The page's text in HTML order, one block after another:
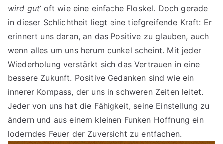
wird gut‘oft wie eine einfache Floskel. Doch gerade
in dieser Schlichtheit liegt eine tiefgreifende Kraft: Er
erinnert uns daran, an das Positive zu glauben, auch
wenn alles um uns herum dunkel scheint. Mit jeder
Wiederholung verstärkt sich das Vertrauen in eine
bessere Zukunft. Positive Gedanken sind wie ein
innerer Kompass, der uns in schweren Zeiten leitet.
Jeder von uns hat die Fähigkeit, seine Einstellung zu
ändern und aus einem kleinen Funken Hoffnung ein
loderndes Feuer der Zuversicht zu entfachen.